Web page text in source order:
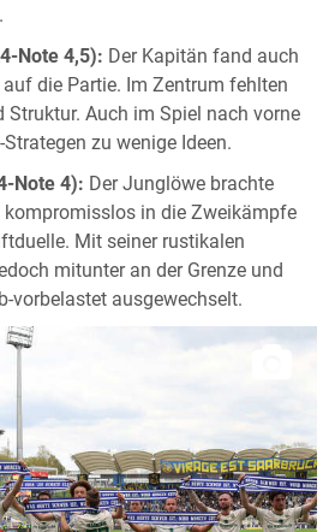
Note 4,5): Der Kapitän fand auch
die Partie. Im Zentrum fehlten
Struktur. Auch im Spiel nach vorne
zu wenige Ideen.
Note 4): Der Junglöwe brachte
kompromisslos in die Zweikämpfe
Mit seiner rustikalen
mitunter an der Grenze und
vorbelastet ausgewechselt.